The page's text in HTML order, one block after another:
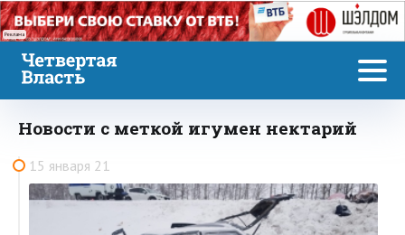
Реклама
Новости с меткой игумен нектарий
15 января 21